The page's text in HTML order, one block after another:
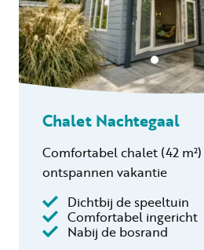
Chalet Nachtegaal
Comfortabel chalet (42 m²)
ontspannen vakantie
Dichtbij de speeltuin
Comfortabel ingericht
Nabij de bosrand